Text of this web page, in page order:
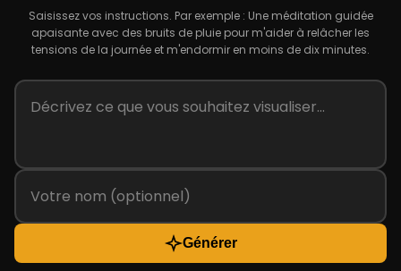
Saisissez vos instructions. Par exemple : Une méditation guidée
apaisante avec des bruits de pluie pour m'aider à relâcher les
tensions de la journée et m'endormir en moins de dix minutes.
Générer